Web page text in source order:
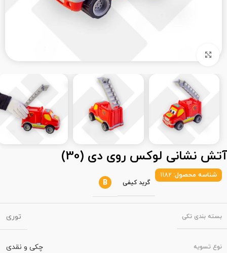
آتش نشانی لوکس روی دی (30)
شناسه محصول: 1182
گرید کیفی B
بسته‌ بندی تکی توری
نوع تسویه چکی و نقدی